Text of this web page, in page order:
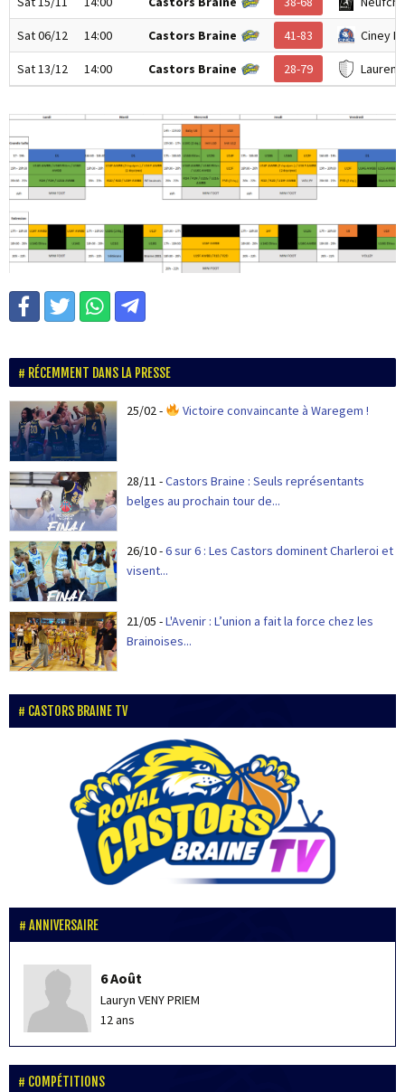
Sat 06/12 14:00 Castors Braine 41-83 Ciney B
Sat 13/12 14:00 Castors Braine 28-79
RÉCEMMENT DANS LA PRESSE
25/02- Victoire convaincante à Waregem !
28/11 -Castors Braine : Seuls représentants
belges au prochain tour de...
26/10-6 sur 6 : Les Castors dominent Charleroi et
visent...
21/05 -L'Avenir : L’union a fait la force chez les
Brainoises...
CASTORS BRAINE TV
ANNIVERSAIRE
6 Août
Lauryn VENY PRIEM
12 ans
COMPÉTITIONS